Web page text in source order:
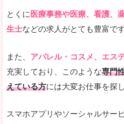
とくに 医療事務や医療、看護、
生士などの求人がとても豊富です
また、 アパレル・コスメ、エス
充実しており、このような専門
えている方には大変お仕事を探
スマホアプリやソーシャルサー